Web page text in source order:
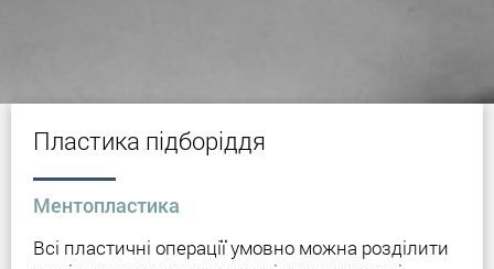
Пластика підборіддя
Ментопластика
Всі пластичні операції умовно можна розділити